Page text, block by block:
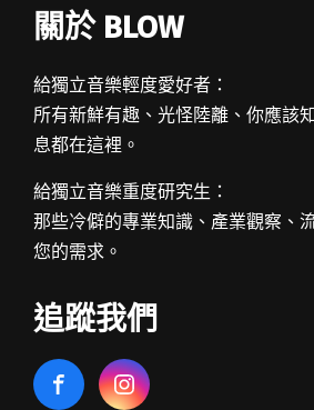
關於 BLOW
給獨立音樂輕度愛好者：
所有新鮮有趣、光怪陸離、你應該
息都在這裡。
給獨立音樂重度研究生：
那些冷僻的專業知識、產業觀察、
您的需求。
追蹤我們